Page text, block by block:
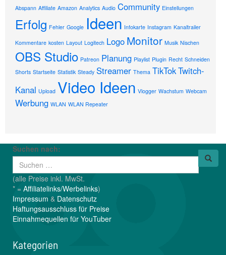
Abspann Affiliate Amazon Analytics Audio Community Einstellungen
Erfolg Fehler Google Ideen Infokarte Instagram Kanaltrailer
Kommentare kosten Layout Logitech Logo Monitor Musik Nischen
OBS Studio Patreon Planung Playlist Plugin Recht Schneiden
Shorts Startseite Statistik Steady Streamer Thema TikTokTwitch-
Kanal Upload Video Ideen Vlogger Wachstum Webcam
Werbung WLAN WLAN Repeater
Suchen nach:
(alle Preise inkl. MwSt.
* = Affiliatelinks/Werbelinks)
Impressum & Datenschutz
Haftungsausschluss für Preise
Einnahmequellen für YouTuber
Kategorien